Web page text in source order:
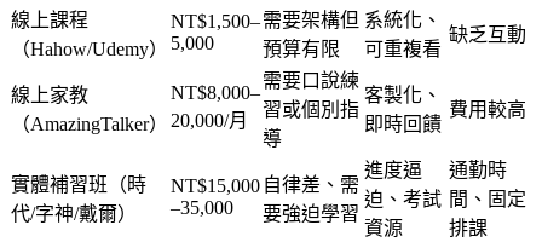
線上課程
（Hahow/Udemy）
NT$1,500–
5,000
需要架構但
預算有限
系統化、
可重複看
缺乏互動
線上家教
（AmazingTalker）
NT$8,000–
20,000/月
需要口說練
習或個別指
導
客製化、
即時回饋
費用較高
實體補習班（時
代/字神/戴爾）
NT$15,000
–35,000
自律差、需
要強迫學習
進度逼
迫、考試
資源
通勤時
間、固定
排課